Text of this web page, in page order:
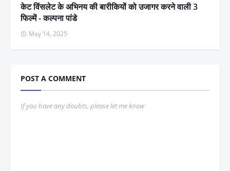
केट विंसलेट के अभिनय की बारीकियों को उजागर करने वाली 3
फिल्में - कल्पना पांडे
May 14, 2025
POST A COMMENT
If you have any doubts, please let me know